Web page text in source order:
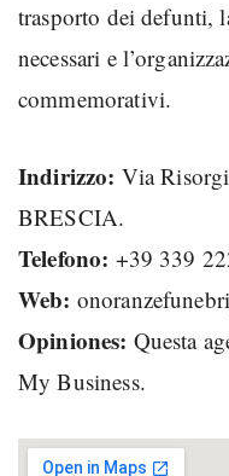
trasporto dei defunti,
necessari e
commemorativi.
Indirizzo: Via
BRESCIA.
Telefono: +39 339
Web:
Opiniones: Questa
My Business.